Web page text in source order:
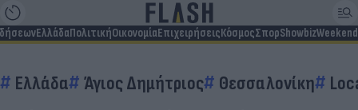
ΕλλάδαΠολιτικήΟικονομίαΕπιχειρήσειςΚόσμοςΣπορShowbizWeekend
Ελλάδα Άγιος Δημήτριος Θεσσαλονίκη